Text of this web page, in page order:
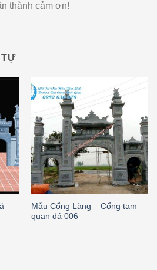
thành cảm ơn!
Mẫu Cổng Làng – Cổng tam
quan đá 006